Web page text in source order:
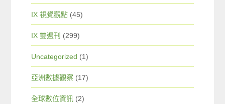
IX 視覺觀點 (45)
IX 雙週刊 (299)
Uncategorized (1)
亞洲數據觀察 (17)
全球數位資訊 (2)